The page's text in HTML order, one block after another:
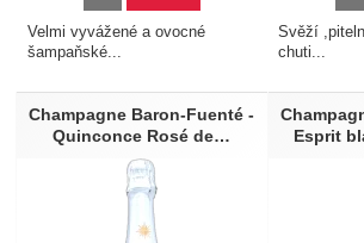
Velmi vyvážené a ovocné
šampaňské...
Svěží
chuti...
Champagne Baron-Fuenté -
Quinconce Rosé de…
Esprit